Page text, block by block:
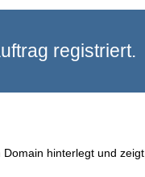
registriert.
hinterlegt und zeigt,